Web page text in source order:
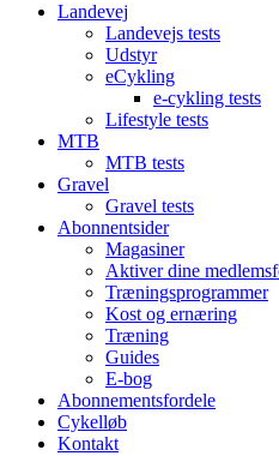
Landevej
Landevejs tests
Udstyr
eCykling
e-cykling tests
Lifestyle tests
MTB
MTB tests
Gravel
Gravel tests
Abonnentsider
Magasiner
Aktiver dine
Træningsprogrammer
Kost og ernæring
Træning
Guides
E-bog
Abonnementsfordele
Cykelløb
Kontakt